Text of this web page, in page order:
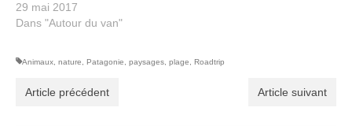
29 mai 2017
Dans "Autour du van"
Animaux, nature, Patagonie, paysages, plage, Roadtrip
Article précédent Article suivant